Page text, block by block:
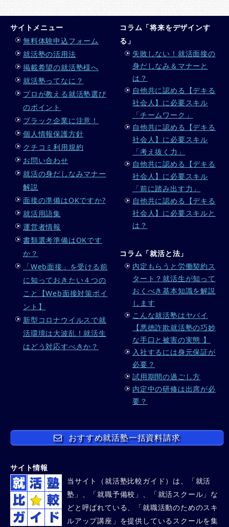
サイトメニュー
無料体験申込フォーム
就活塾の活用法
掲載希望の就活塾様へ
就活塾ってなに？
プロが教える就活塾選び
のポイント
ブラック企業に注意！
個人情報保護方針
クチコミ利用規約
お問い合わせ
就活の身だしなみマナー
解説
面接の準備はOKですか?
就活用語集
運営者情報
書類選考準備はOKです
か？
「Web面接」を受ける前
に知っておきたい４つの
こと【Web面接対策ポイ
ント】
新型コロナウイルスで就
活環境は大波乱！就活生
はどう対応すべきか？
コラム「将来をデザインす
る」
失敗しない！就活面接の
身だしなみ＆マナーと
は？
自他共に認める【デキる
社会人】に必要スキル
「チームワーク」
自他共に認める【デキる
社会人】に必要スキル
「考え抜く力」
自他共に認める【デキる
社会人】に必要スキル
「前に踏み出す力」
自他共に認める【デキる
社会人】に必要スキルと
は？
コラム「就活と法」
内定もらうと労働契約ス
タート？就活生が知って
おくべき基本知識を解説
します
こんな就活塾はヤバイ
【悪徳詐欺就活塾の巧妙
な手口と被害の実態 】
入社するには身元保証が
必要？
試用期間の過ごし方
内定中の研修は出席が必
要？
おすすめ就活塾一括資料請求
サイト情報
当サイト（就活塾比較ガイド）は、「就活
塾」、「就職予備校」、「就活スクール」な
どと呼ばれている、「就職活動のためのスキ
ルアップ講座」を提供しているスクールを集